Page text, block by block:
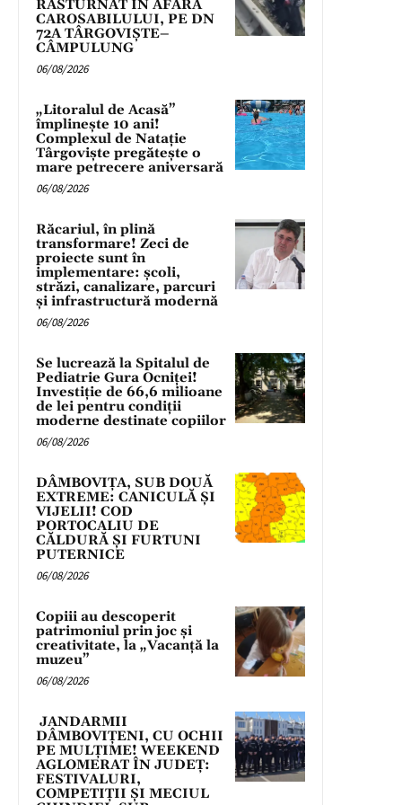
RĂSTURNAT ÎN AFARA
CAROSABILULUI, PE DN
72A TÂRGOVIȘTE–
CÂMPULUNG
06/08/2026
„Litoralul de Acasă”
împlinește 10 ani!
Complexul de Natație
Târgoviște pregătește o
mare petrecere aniversară
06/08/2026
Răcariul, în plină
transformare! Zeci de
proiecte sunt în
implementare: școli,
străzi, canalizare, parcuri
și infrastructură modernă
06/08/2026
Se lucrează la Spitalul de
Pediatrie Gura Ocniței!
Investiție de 66,6 milioane
de lei pentru condiții
moderne destinate copiilor
06/08/2026
DÂMBOVIȚA, SUB DOUĂ
EXTREME: CANICULĂ ȘI
VIJELII! COD
PORTOCALIU DE
CĂLDURĂ ȘI FURTUNI
PUTERNICE
06/08/2026
Copiii au descoperit
patrimoniul prin joc și
creativitate, la „Vacanță la
muzeu”
06/08/2026
JANDARMII
DÂMBOVIȚENI, CU OCHII
PE MULȚIME! WEEKEND
AGLOMERAT ÎN JUDEȚ:
FESTIVALURI,
COMPETIȚII ȘI MECIUL